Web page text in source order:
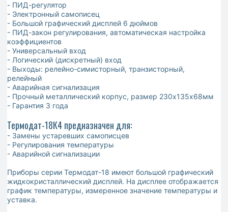
- ПИД-регулятор
- Электронный самописец
- Большой графический дисплей 6 дюймов
- ПИД-закон регулирования, автоматическая настройка
коэффициентов
- Универсальный вход
- Логический (дискретный) вход
- Выходы: релейно-симисторный, транзисторный,
релейный
- Аварийная сигнализация
- Прочный металлический корпус, размер 230х135х68мм
- Гарантия 3 года
Термодат-18К4 предназначен для:
- Замены устаревших самописцев
- Регулирования температуры
- Аварийной сигнализации
Приборы серии Термодат-18 имеют большой графический
жидкокристаллический дисплей. На дисплее отображается
график температуры, измеренное значение температуры и
уставка.